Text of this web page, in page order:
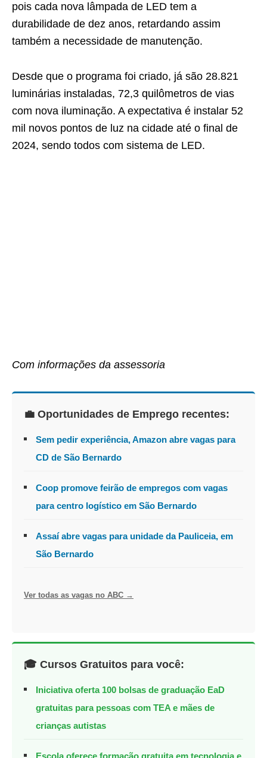
pois cada nova lâmpada de LED tem a
durabilidade de dez anos, retardando assim
também a necessidade de manutenção.
Desde que o programa foi criado, já são 28.821
luminárias instaladas, 72,3 quilômetros de vias
com nova iluminação. A expectativa é instalar 52
mil novos pontos de luz na cidade até o final de
2024, sendo todos com sistema de LED.
Com informações da assessoria
💼 Oportunidades de Emprego recentes:
Sem pedir experiência, Amazon abre vagas para
CD de São Bernardo
Coop promove feirão de empregos com vagas
para centro logístico em São Bernardo
Assaí abre vagas para unidade da Pauliceia, em
São Bernardo
Ver todas as vagas no ABC →
🎓 Cursos Gratuitos para você:
Iniciativa oferta 100 bolsas de graduação EaD
gratuitas para pessoas com TEA e mães de
crianças autistas
Escola oferece formação gratuita em tecnologia e